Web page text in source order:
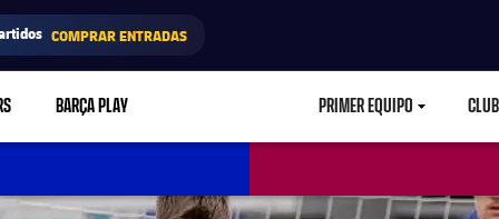
COMPRAR ENTRADAS
BARÇA PLAY PRIMER EQUIPO CLUB